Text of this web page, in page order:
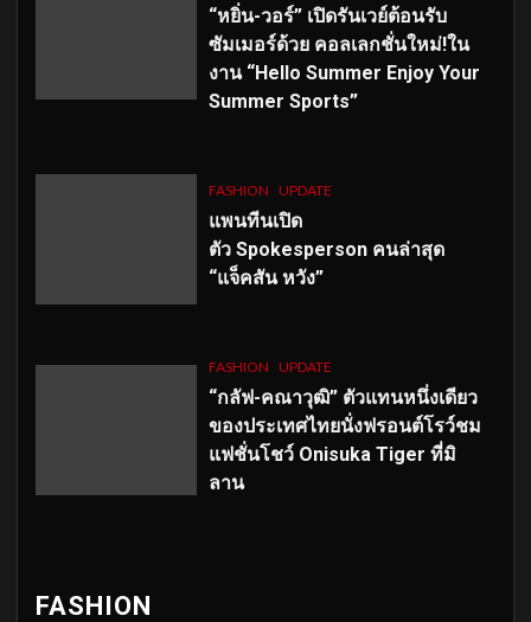
“หยิ่น-วอร์” เปิดรันเวย์ต้อนรับ
ซัมเมอร์ด้วย คอลเลกชั่นใหม่!ใน
งาน “Hello Summer Enjoy Your
Summer Sports”
FASHION UPDATE
แพนทีนเปิด
ตัว Spokesperson คนล่าสุด
“แจ็คสัน หวัง”
FASHION UPDATE
“กลัฟ-คณาวุฒิ” ตัวแทนหนึ่งเดียว
ของประเทศไทยนั่งฟรอนต์โรว์ชม
แฟชั่นโชว์ Onisuka Tiger ที่มิ
ลาน
FASHION